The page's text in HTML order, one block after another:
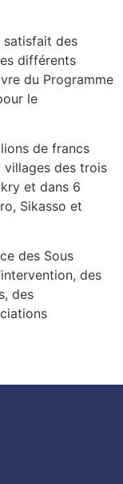
satisfait des
différents
du Programme
le
de francs
villages des trois
et dans 6
Sikasso et
des Sous
des
des